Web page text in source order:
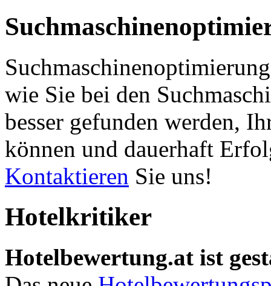
wie Sie bei den
besser gefunden werden,
können und dauerhaft
Kontaktieren Sie uns!
Hotelkritiker
Hotelbewertung.at ist